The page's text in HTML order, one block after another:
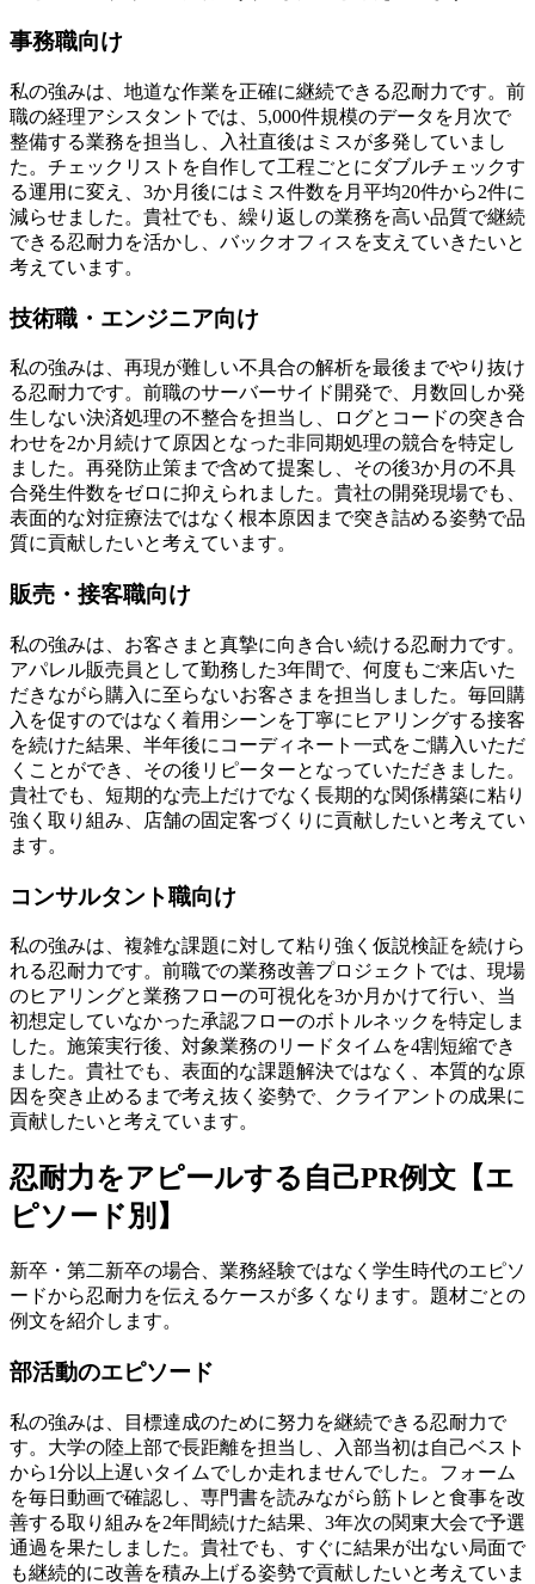
事務職向け
私の強みは、地道な作業を正確に継続できる忍耐力です。前
職の経理アシスタントでは、5,000件規模のデータを月次で
整備する業務を担当し、入社直後はミスが多発していまし
た。チェックリストを自作して工程ごとにダブルチェックす
る運用に変え、3か月後にはミス件数を月平均20件から2件に
減らせました。貴社でも、繰り返しの業務を高い品質で継続
できる忍耐力を活かし、バックオフィスを支えていきたいと
考えています。
技術職・エンジニア向け
私の強みは、再現が難しい不具合の解析を最後までやり抜け
る忍耐力です。前職のサーバーサイド開発で、月数回しか発
生しない決済処理の不整合を担当し、ログとコードの突き合
わせを2か月続けて原因となった非同期処理の競合を特定し
ました。再発防止策まで含めて提案し、その後3か月の不具
合発生件数をゼロに抑えられました。貴社の開発現場でも、
表面的な対症療法ではなく根本原因まで突き詰める姿勢で品
質に貢献したいと考えています。
販売・接客職向け
私の強みは、お客さまと真摯に向き合い続ける忍耐力です。
アパレル販売員として勤務した3年間で、何度もご来店いた
だきながら購入に至らないお客さまを担当しました。毎回購
入を促すのではなく着用シーンを丁寧にヒアリングする接客
を続けた結果、半年後にコーディネート一式をご購入いただ
くことができ、その後リピーターとなっていただきました。
貴社でも、短期的な売上だけでなく長期的な関係構築に粘り
強く取り組み、店舗の固定客づくりに貢献したいと考えてい
ます。
コンサルタント職向け
私の強みは、複雑な課題に対して粘り強く仮説検証を続けら
れる忍耐力です。前職での業務改善プロジェクトでは、現場
のヒアリングと業務フローの可視化を3か月かけて行い、当
初想定していなかった承認フローのボトルネックを特定しま
した。施策実行後、対象業務のリードタイムを4割短縮でき
ました。貴社でも、表面的な課題解決ではなく、本質的な原
因を突き止めるまで考え抜く姿勢で、クライアントの成果に
貢献したいと考えています。
忍耐力をアピールする自己PR例文【エ
ピソード別】
新卒・第二新卒の場合、業務経験ではなく学生時代のエピソ
ードから忍耐力を伝えるケースが多くなります。題材ごとの
例文を紹介します。
部活動のエピソード
私の強みは、目標達成のために努力を継続できる忍耐力で
す。大学の陸上部で長距離を担当し、入部当初は自己ベスト
から1分以上遅いタイムでしか走れませんでした。フォーム
を毎日動画で確認し、専門書を読みながら筋トレと食事を改
善する取り組みを2年間続けた結果、3年次の関東大会で予選
通過を果たしました。貴社でも、すぐに結果が出ない局面で
も継続的に改善を積み上げる姿勢で貢献したいと考えていま